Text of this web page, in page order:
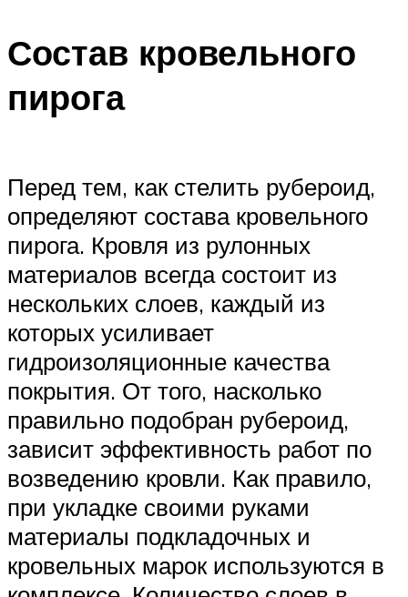
Состав кровельного
пирога
Перед тем, как стелить рубероид,
определяют состава кровельного
пирога. Кровля из рулонных
материалов всегда состоит из
нескольких слоев, каждый из
которых усиливает
гидроизоляционные качества
покрытия. От того, насколько
правильно подобран рубероид,
зависит эффективность работ по
возведению кровли. Как правило,
при укладке своими руками
материалы подкладочных и
кровельных марок используются в